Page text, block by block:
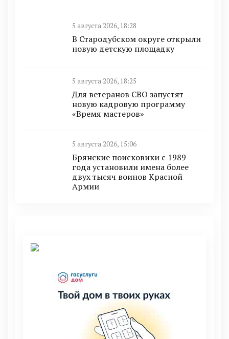
5 августа 2026, 18:28
В Стародубском округе открыли
новую детскую площадку
5 августа 2026, 18:25
Для ветеранов СВО запустят
новую кадровую программу
«Время мастеров»
5 августа 2026, 15:06
Брянские поисковики с 1989
года установили имена более
двух тысяч воинов Красной
Армии